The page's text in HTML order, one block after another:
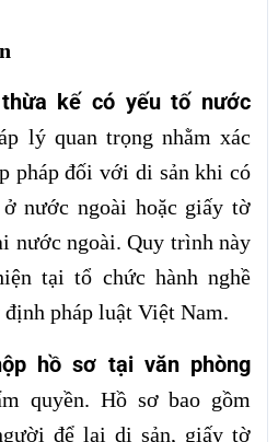
kế có yếu tố nước
lý quan trọng nhằm xác
pháp đối với di sản khi có
nước ngoài hoặc giấy tờ
nước ngoài. Quy trình này
tại tổ chức hành nghề
pháp luật Việt Nam.
hồ sơ tại văn phòng
quyền. Hồ sơ bao gồm
để lại di sản, giấy tờ